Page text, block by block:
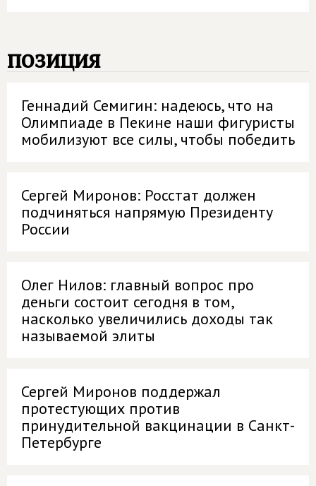
позиция
Геннадий Семигин: надеюсь, что на
Олимпиаде в Пекине наши фигуристы
мобилизуют все силы, чтобы победить
Сергей Миронов: Росстат должен
подчиняться напрямую Президенту
России
Олег Нилов: главный вопрос про
деньги состоит сегодня в том,
насколько увеличились доходы так
называемой элиты
Сергей Миронов поддержал
протестующих против
принудительной вакцинации в Санкт-
Петербурге